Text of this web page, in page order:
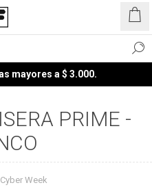
mayores a $ 3.000.
PRIME -
Cyber Week